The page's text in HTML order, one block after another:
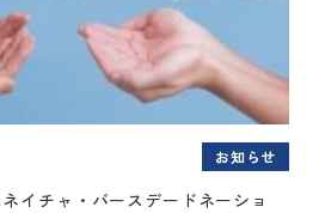
お知らせ
イチャ・バースデードネーショ